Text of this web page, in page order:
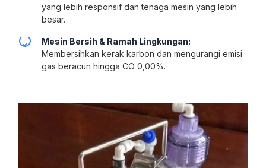
yang lebih responsif dan tenaga mesin yang lebih
besar.
Mesin Bersih & Ramah Lingkungan:
Membersihkan kerak karbon dan mengurangi emisi
gas beracun hingga CO 0,00%.